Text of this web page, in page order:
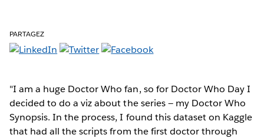
PARTAGEZ
"I am a huge Doctor Who fan, so for Doctor Who Day I
decided to do a viz about the series — my Doctor Who
Synopsis. In the process, I found this dataset on Kaggle
that had all the scripts from the first doctor through